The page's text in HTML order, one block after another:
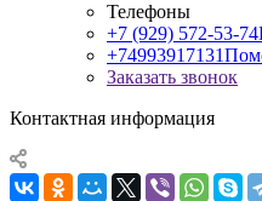
Телефоны
+7 (929) 572-53-74
+74993917131
Заказать звонок
Контактная информация